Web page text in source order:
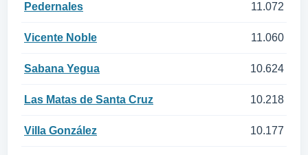
Pedernales 11.072
Vicente Noble 11.060
Sabana Yegua 10.624
Las Matas de Santa Cruz 10.218
Villa González 10.177